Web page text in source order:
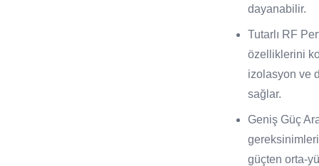
dayanabilir.
Tutarlı RF
özelliklerini
izolasyon ve
sağlar.
Geniş Güç
güçten orta-